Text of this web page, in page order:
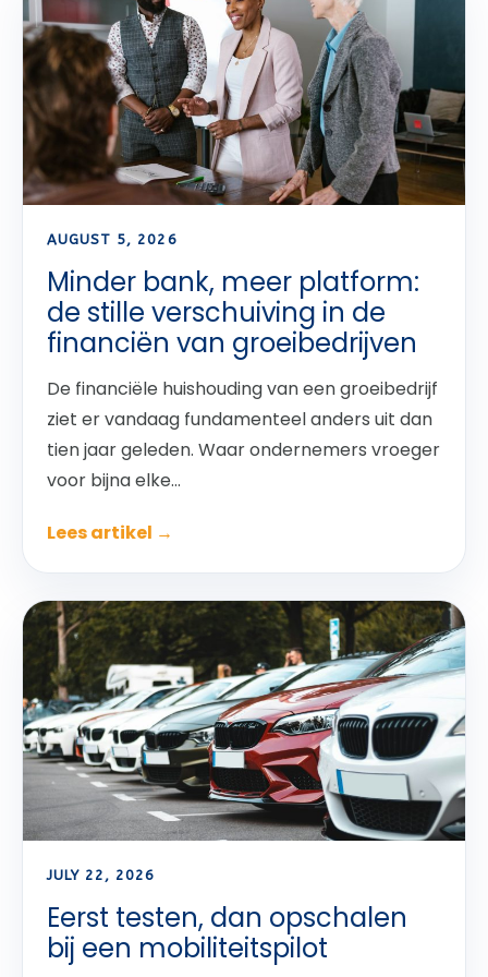
AUGUST 5, 2026
Minder bank, meer platform:
de stille verschuiving in de
financiën van groeibedrijven
De financiële huishouding van een groeibedrijf
ziet er vandaag fundamenteel anders uit dan
tien jaar geleden. Waar ondernemers vroeger
voor bijna elke...
Lees artikel →
JULY 22, 2026
Eerst testen, dan opschalen
bij een mobiliteitspilot